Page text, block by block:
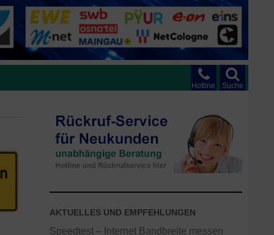
Suche
Hotline
AKTUELLES UND EMPFEHLUNGEN
Speedtest – Internet Bandbreite messen